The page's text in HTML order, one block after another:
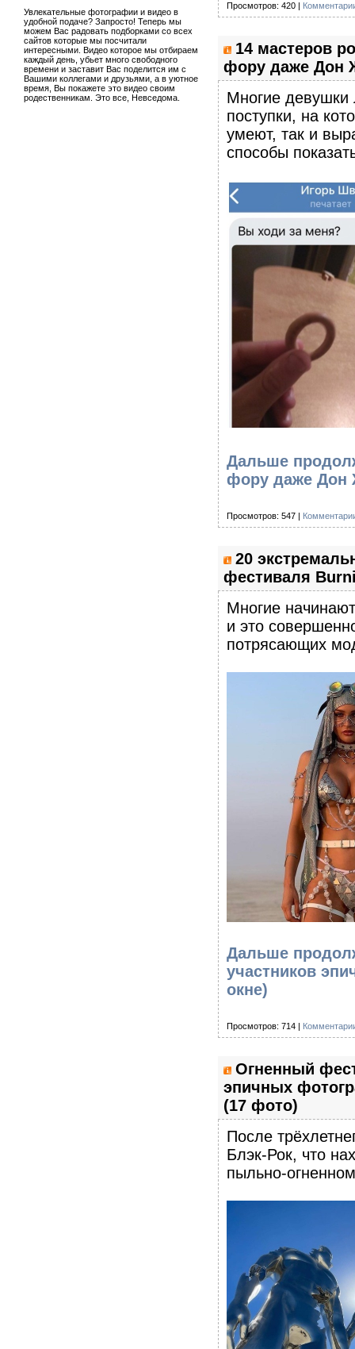
Увлекательные фотографии и видео в
удобной подаче? Запросто! Теперь мы
можем Вас радовать подборками со всех
сайтов которые мы посчитали
интересными. Видео которое мы отбираем
каждый день, убьет много свободного
времени и заставит Вас поделится им с
Вашими коллегами и друзьями, а в уютное
время, Вы покажете это видео своим
родественникам. Это все, Невседома.
Просмотров: 420 |
14 мастеров
фору даже Дон
Многие девушки
поступки, на
умеют, так и
способы
Дальше
фору даже Дон
Просмотров: 547 |
20
фестиваля
Многие
и это
потрясающих
Дальше
участников
окне)
Просмотров: 714 |
Огненный
эпичных
(17 фото)
После
Блэк-Рок, что
пыльно-